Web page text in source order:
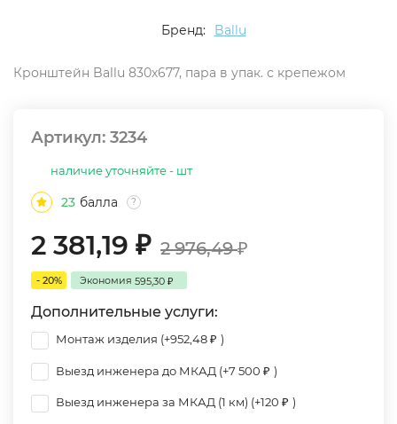
Бренд: Ballu
Кронштейн Ballu 830х677, пара в упак. с крепежом
Артикул: 3234
наличие уточняйте - шт
23 балла ?
2 381,19 ₽ 2 976,49₽
- 20% Экономия 595,30 ₽
Дополнительные услуги:
Монтаж изделия (+952,48 ₽ )
Выезд инженера до МКАД (+7 500 ₽ )
Выезд инженера за МКАД (1 км) (+120 ₽ )